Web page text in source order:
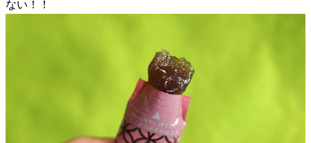
ない！！